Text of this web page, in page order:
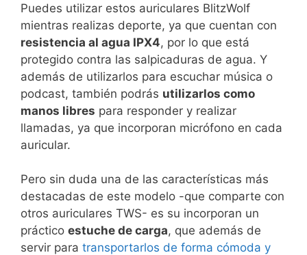
Puedes utilizar estos auriculares BlitzWolf
mientras realizas deporte, ya que cuentan con
resistencia al agua IPX4, por lo que está
protegido contra las salpicaduras de agua. Y
además de utilizarlos para escuchar música o
podcast, también podrás utilizarlos como
manos libres para responder y realizar
llamadas, ya que incorporan micrófono en cada
auricular.
Pero sin duda una de las características más
destacadas de este modelo -que comparte con
otros auriculares TWS- es su incorporan un
práctico estuche de carga, que además de
servir para transportarlos de forma cómoda y